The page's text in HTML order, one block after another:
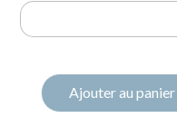
quantitéAjouter au panier